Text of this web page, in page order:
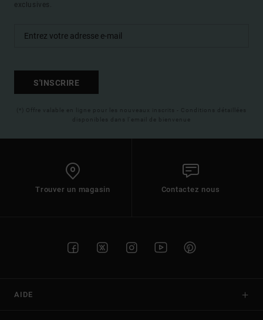
exclusives.
S'INSCRIRE
(*) Offre valable en ligne pour les nouveaux inscrits - Conditions détaillées
disponibles dans l'email de bienvenue
Trouver un magasin Contactez nous
AIDE